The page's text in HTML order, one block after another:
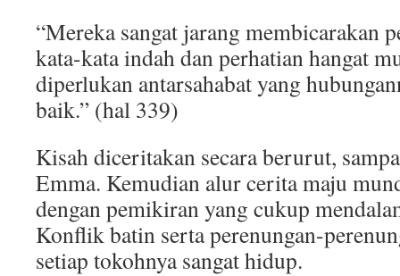
“Mereka sangat jarang membicarakan
kata-kata indah dan perhatian hangat
diperlukan antarsahabat yang
baik.” (hal 339)
Kisah diceritakan secara berurut,
Emma. Kemudian alur cerita maju
dengan pemikiran yang cukup
Konflik batin serta perenungan-
setiap tokohnya sangat hidup.